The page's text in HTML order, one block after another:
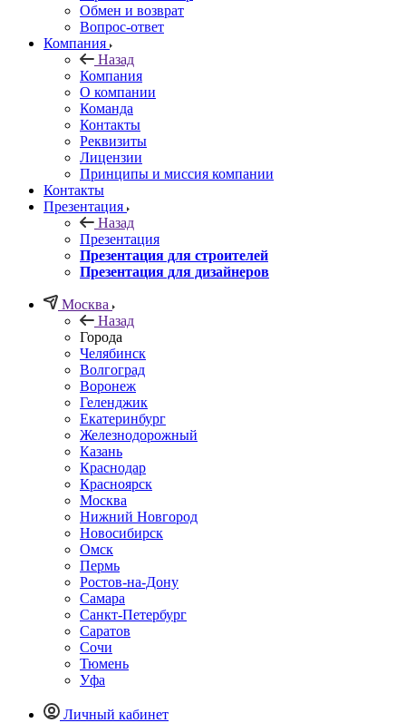
Обмен и возврат
Вопрос-ответ
Компания
Назад
Компания
О компании
Команда
Контакты
Реквизиты
Лицензии
Принципы и миссия компании
Контакты
Презентация
Назад
Презентация
Презентация для строителей
Презентация для дизайнеров
Москва
Назад
Города
Челябинск
Волгоград
Воронеж
Геленджик
Екатеринбург
Железнодорожный
Казань
Краснодар
Красноярск
Москва
Нижний Новгород
Новосибирск
Омск
Пермь
Ростов-на-Дону
Самара
Санкт-Петербург
Саратов
Сочи
Тюмень
Уфа
Личный кабинет